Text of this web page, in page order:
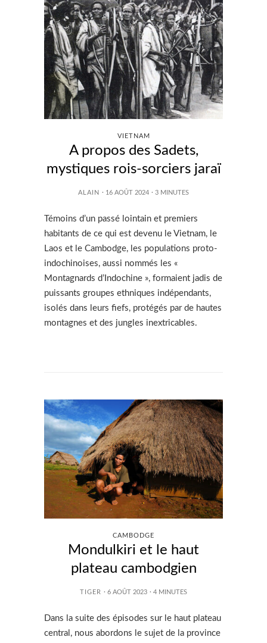
VIETNAM
A propos des Sadets,
mystiques rois-sorciers jaraï
ALAIN · 16 AOÛT 2024 · 3 MINUTES
Témoins d’un passé lointain et premiers
habitants de ce qui est devenu le Vietnam, le
Laos et le Cambodge, les populations proto-
indochinoises, aussi nommés les «
Montagnards d’Indochine », formaient jadis de
puissants groupes ethniques indépendants,
isolés dans leurs fiefs, protégés par de hautes
montagnes et des jungles inextricables.
CAMBODGE
Mondulkiri et le haut
plateau cambodgien
TIGER · 6 AOÛT 2023 · 4 MINUTES
Dans la suite des épisodes sur le haut plateau
central, nous abordons le sujet de la province